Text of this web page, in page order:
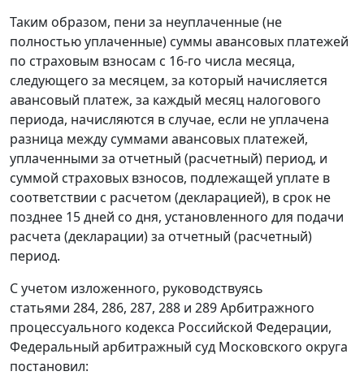
Таким образом, пени за неуплаченные (не
полностью уплаченные) суммы авансовых платежей
по страховым взносам с 16-го числа месяца,
следующего за месяцем, за который начисляется
авансовый платеж, за каждый месяц налогового
периода, начисляются в случае, если не уплачена
разница между суммами авансовых платежей,
уплаченными за отчетный (расчетный) период, и
суммой страховых взносов, подлежащей уплате в
соответствии с расчетом (декларацией), в срок не
позднее 15 дней со дня, установленного для подачи
расчета (декларации) за отчетный (расчетный)
период.
С учетом изложенного, руководствуясь
статьями 284, 286, 287, 288 и 289Арбитражного
процессуального кодекса Российской Федерации,
Федеральный арбитражный суд Московского округа
постановил: